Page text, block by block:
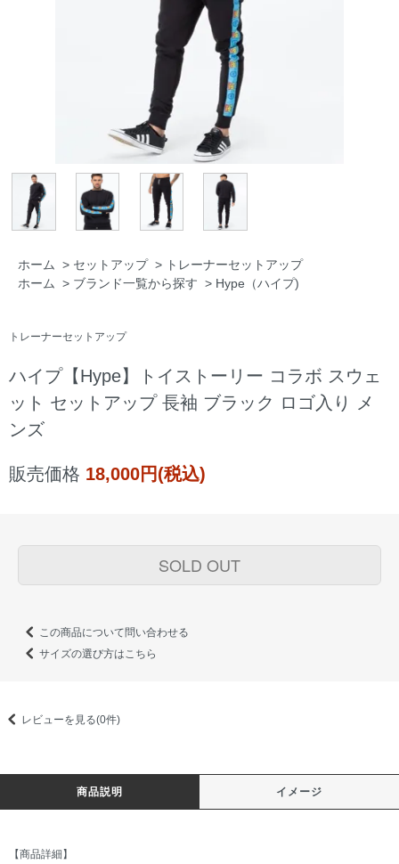
ホーム > セットアップ > トレーナーセットアップ
ホーム
> ブランド一覧から探す > Hype（ハイプ)
トレーナーセットアップ
ハイプ【Hype】トイストーリー コラボ スウェ
ット セットアップ 長袖 ブラック ロゴ入り メ
ンズ
販売価格 18,000円(税込)
SOLD OUT
この商品について問い合わせる
サイズの選び方はこちら
レビューを見る(0件)
商品説明 イメージ
【商品詳細】